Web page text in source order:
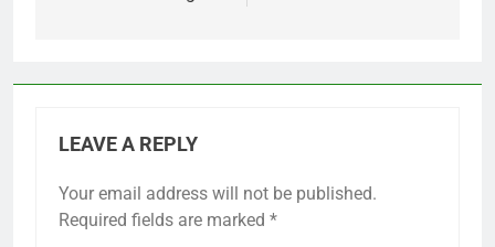
LEAVE A REPLY
Your email address will not be published.
Required fields are marked *